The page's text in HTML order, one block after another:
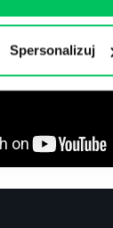
Spersonalizuj